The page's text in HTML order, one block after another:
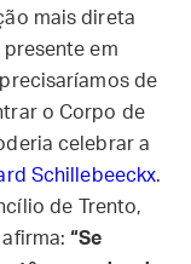
mais direta
em
de
o Corpo de
celebrar a
Schillebeeckx.
de Trento,
“Se